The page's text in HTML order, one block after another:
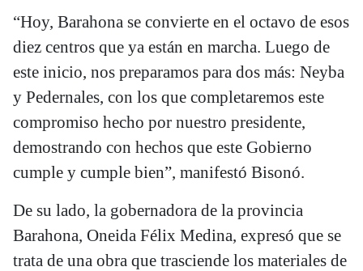
“Hoy, Barahona se convierte en el octavo de esos
diez centros que ya están en marcha. Luego de
este inicio, nos preparamos para dos más: Neyba
y Pedernales, con los que completaremos este
compromiso hecho por nuestro presidente,
demostrando con hechos que este Gobierno
cumple y cumple bien”, manifestó Bisonó.
De su lado, la gobernadora de la provincia
Barahona, Oneida Félix Medina, expresó que se
trata de una obra que trasciende los materiales de